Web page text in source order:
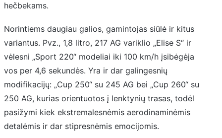
hečbekams.
Norintiems daugiau galios, gamintojas siūlė ir kitus
variantus. Pvz., 1,8 litro, 217 AG variklio „Elise S“ ir
vėlesni „Sport 220“ modeliai iki 100 km/h įsibėgėja
vos per 4,6 sekundės. Yra ir dar galingesnių
modifikacijų: „Cup 250“ su 245 AG bei „Cup 260“ su
250 AG, kurias orientuotos į lenktynių trasas, todėl
pasižymi kiek ekstremalesnėmis aerodinaminėmis
detalėmis ir dar stipresnėmis emocijomis.